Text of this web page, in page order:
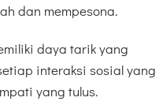
dan mempesona.
daya tarik yang
interaksi sosial yang
yang tulus.